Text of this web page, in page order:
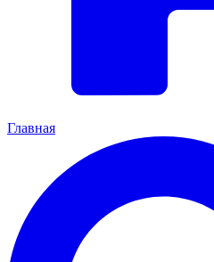
Главная